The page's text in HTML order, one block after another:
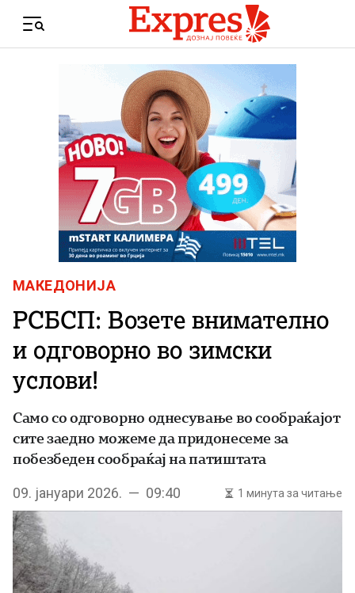
Menu
МАКЕДОНИЈА
РСБСП: Возете внимателно
и одговорно во зимски
услови!
Само со одговорно однесување во сообраќајот
сите заедно можеме да придонесеме за
побезбеден сообраќај на патиштата
09. јануари 2026. — 09:40 1 минута за читање